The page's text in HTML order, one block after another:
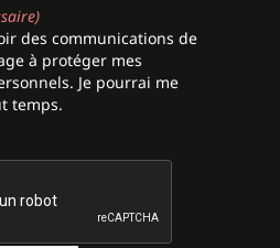
des communications de
à protéger mes
Je pourrai me
temps.